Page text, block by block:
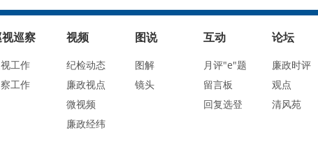
巡察
工作
工作
视频
纪检动态
廉政视点
微视频
廉政经纬
图说
图解
镜头
互动
月评"e"题
留言板
回复选登
论坛
廉政时评
观点
清风苑